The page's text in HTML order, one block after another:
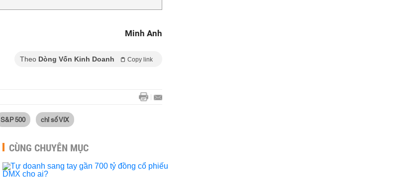
Minh Anh
Theo Dòng Vốn Kinh Doanh Copy link
S&P 500 chỉ số VIX
CÙNG CHUYÊN MỤC